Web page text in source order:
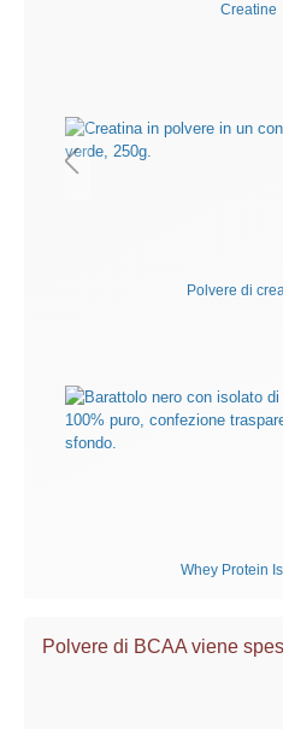
Creatine
Polvere di
Whey Protein
Polvere di BCAA viene